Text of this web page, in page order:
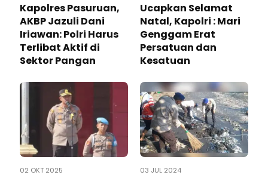
Kapolres Pasuruan,
AKBP Jazuli Dani
Iriawan: Polri Harus
Terlibat Aktif di
Sektor Pangan
Ucapkan Selamat
Natal, Kapolri : Mari
Genggam Erat
Persatuan dan
Kesatuan
02 OKT 2025 03 JUL 2024